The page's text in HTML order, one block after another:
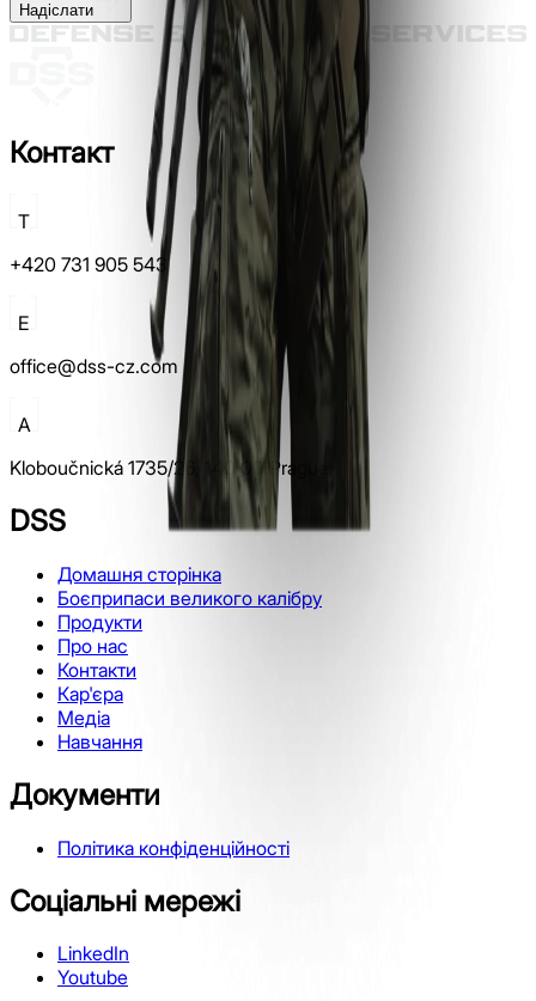
Надіслати
Контакт
T
+420 731 905 543
E
office@dss-cz.com
A
Kloboučnická 1735/26, 140 00 Prague
DSS
Домашня сторінка
Боєприпаси великого калібру
Продукти
Про нас
Контакти
Кар'єра
Медіа
Навчання
Документи
Політика конфіденційності
Соціальні мережі
LinkedIn
Youtube